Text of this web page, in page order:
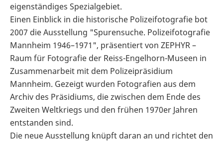
eigenständiges Spezialgebiet.
Einen Einblick in die historische Polizeifotografie bot
2007 die Ausstellung "Spurensuche. Polizeifotografie
Mannheim 1946–1971", präsentiert von ZEPHYR –
Raum für Fotografie der Reiss-Engelhorn-Museen in
Zusammenarbeit mit dem Polizeipräsidium
Mannheim. Gezeigt wurden Fotografien aus dem
Archiv des Präsidiums, die zwischen dem Ende des
Zweiten Weltkriegs und den frühen 1970er Jahren
entstanden sind.
Die neue Ausstellung knüpft daran an und richtet den